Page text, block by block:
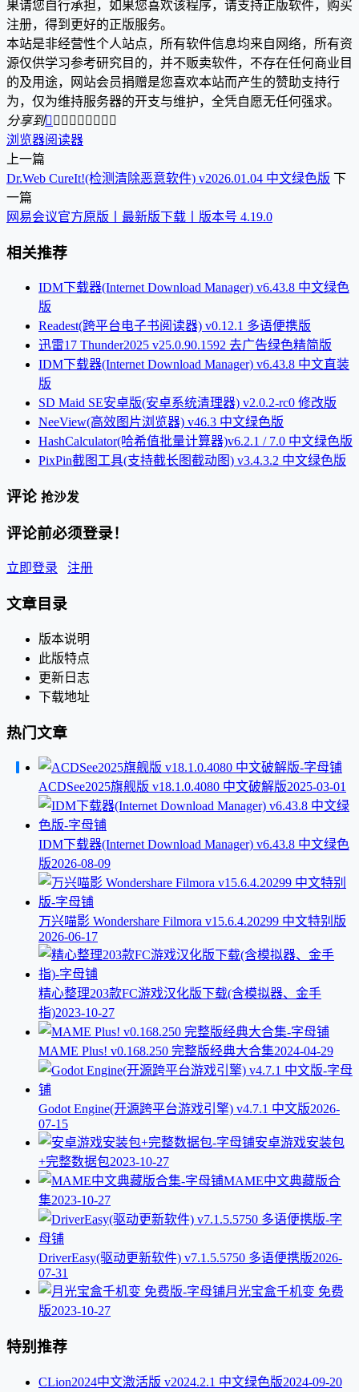
果请您自行承担，如果您喜欢该程序，请支持正版软件，购买
注册，得到更好的正版服务。
本站是非经营性个人站点，所有软件信息均来自网络，所有资
源仅供学习参考研究目的，并不贩卖软件，不存在任何商业目
的及用途，网站会员捐赠是您喜欢本站而产生的赞助支持行
为，仅为维持服务器的开支与维护，全凭自愿无任何强求。
分享到        
浏览器阅读器
上一篇
Dr.Web CureIt!(检测清除恶意软件) v2026.01.04 中文绿色版 下
一篇
网易会议官方原版丨最新版下载丨版本号 4.19.0
相关推荐
IDM下载器(Internet Download Manager) v6.43.8 中文绿色
版
Readest(跨平台电子书阅读器) v0.12.1 多语便携版
迅雷17 Thunder2025 v25.0.90.1592 去广告绿色精简版
IDM下载器(Internet Download Manager) v6.43.8 中文直装
版
SD Maid SE安卓版(安卓系统清理器) v2.0.2-rc0 修改版
NeeView(高效图片浏览器) v46.3 中文绿色版
HashCalculator(哈希值批量计算器)v6.2.1 / 7.0 中文绿色版
PixPin截图工具(支持截长图截动图) v3.4.3.2 中文绿色版
评论 抢沙发
评论前必须登录！
立即登录 注册
文章目录
版本说明
此版特点
更新日志
下载地址
热门文章
ACDSee2025旗舰版 v18.1.0.4080 中文破解版2025-03-01
IDM下载器(Internet Download Manager) v6.43.8 中文绿色
版2026-08-09
万兴喵影 Wondershare Filmora v15.6.4.20299 中文特别版
2026-06-17
精心整理203款FC游戏汉化版下载(含模拟器、金手
指)2023-10-27
MAME Plus! v0.168.250 完整版经典大合集2024-04-29
Godot Engine(开源跨平台游戏引擎) v4.7.1 中文版2026-
07-15
安卓游戏安装包
+完整数据包2023-10-27
MAME中文典藏版合
集2023-10-27
DriverEasy(驱动更新软件) v7.1.5.5750 多语便携版2026-
07-31
月光宝盒千机变 免费
版2023-10-27
特别推荐
CLion2024中文激活版 v2024.2.1 中文绿色版2024-09-20